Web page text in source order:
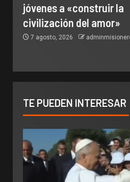
jóvenes a «construir la
civilización del amor»
7 agosto, 2026
TE PUEDEN INTERESAR